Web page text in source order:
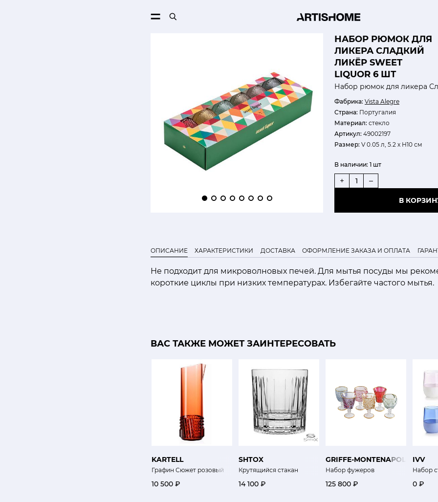
НАБОР РЮМОК ДЛЯ
ЛИКЕРА СЛАДКИЙ
ЛИКЁР SWEET
LIQUOR 6 ШТ
Набор рюмок для ликера
Фабрика: Vista Alegre
Страна: Португалия
Материал: стекло
Артикул: 49002197
Размер: V 0.05 л, 5.2 х Н10 см
В наличии: 1 шт
+ –
В
ОПИСАНИЕ ХАРАКТЕРИСТИКИ ДОСТАВКА ОФОРМЛЕНИЕ ЗАКАЗА И ОПЛАТА
Не подходит для микроволновых печей. Для мытья посуды мы
короткие циклы при низких температурах. Избегайте частого мытья.
ВАС ТАКЖЕ МОЖЕТ ЗАИНТЕРЕСОВАТЬ
KARTELL
Графин Сюжет розовый
10 500 ₽
SHTOX
Крутящийся стакан
14 100 ₽
GRIFFE-MONTENAPOLEONE
Набор фужеров
125 800 ₽
IVV
Набор
0 ₽